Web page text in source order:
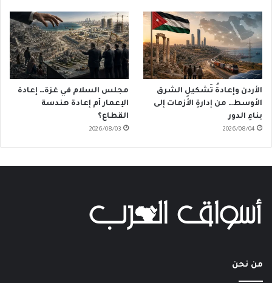
الأردن وإعادةُ تَشكيلِ الشرق
الأوسط… من إدارةِ الأزمات إلى
بناءِ الدور
2026/08/04
مجلس السلام في غزة… إعادة
الإعمار أم إعادة هندسة
القطاع؟
2026/08/03
من نحن